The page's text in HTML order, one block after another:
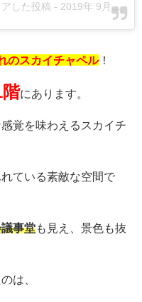
した投稿 - 2019年 9月月9日午前9時21分PDT
のスカイチャペル！
にあります。
覚を味わえるスカイチ
ている素敵な空間で
事堂も見え、景色も抜
は、